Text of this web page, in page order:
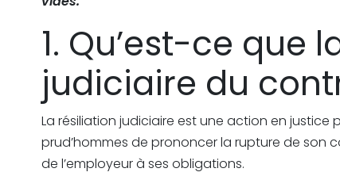
1. Qu’est-ce que
judiciaire du
La résiliation judiciaire est une action en
prud’hommes de prononcer la rupture de son
de l’employeur à ses obligations.